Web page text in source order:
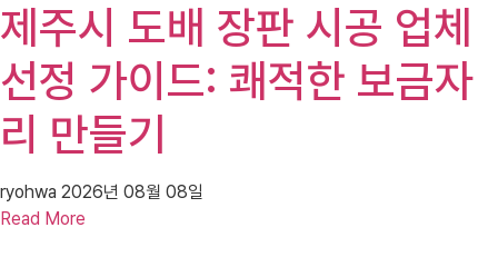
제주시 도배 장판 시공 업체
선정 가이드: 쾌적한 보금자
리 만들기
ryohwa 2026년 08월 08일
Read More